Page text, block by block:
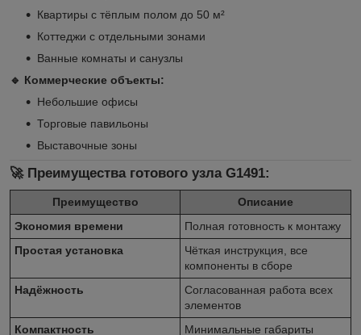
Квартиры с тёплым полом до 50 м²
Коттеджи с отдельными зонами
Ванные комнаты и санузлы
🔹 Коммерческие объекты:
Небольшие офисы
Торговые павильоны
Выставочные зоны
🚀 Преимущества готового узла G1491:
Преимущество
Описание
Экономия времени
Полная готовность к монтажу
Простая установка
Чёткая инструкция, все
компоненты в сборе
Надёжность
Согласованная работа всех
элементов
Компактность
Минимальные габариты